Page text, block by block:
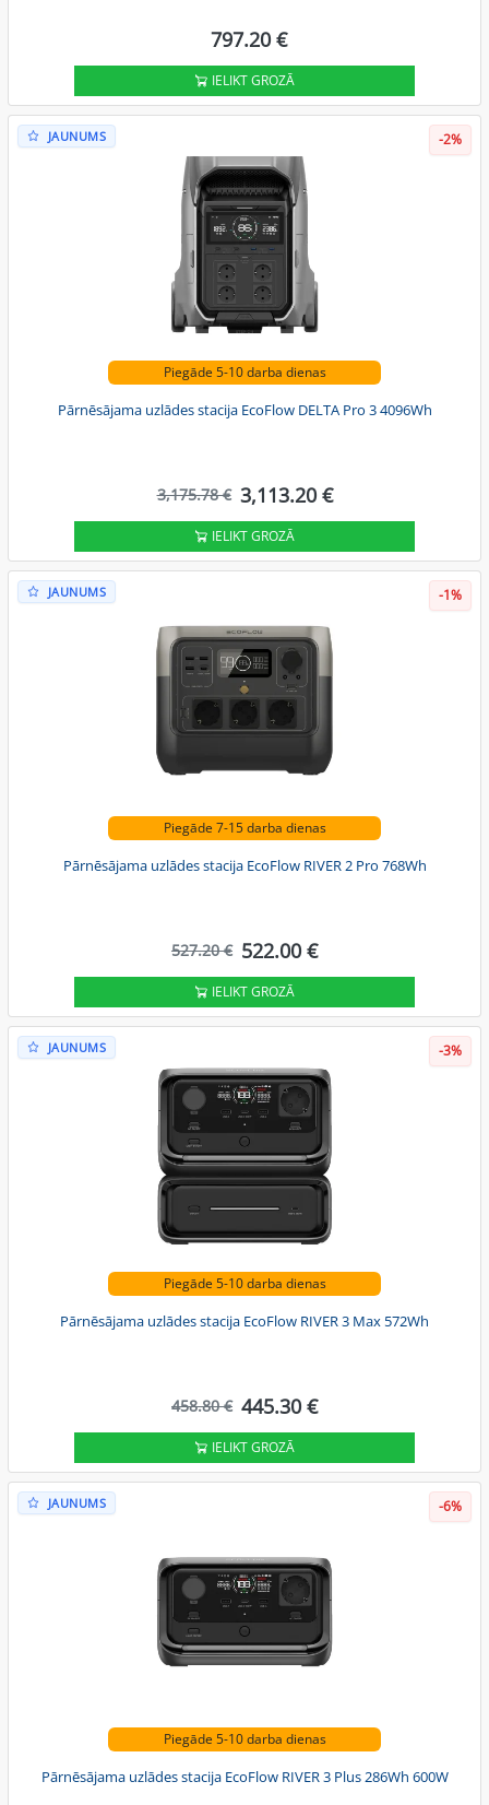
797.20 €
IELIKT GROZĀ
JAUNUMS -2%
Piegāde 5-10 darba dienas
Pārnēsājama uzlādes stacija EcoFlow DELTA Pro 3 4096Wh
3,175.78 € 3,113.20 €
IELIKT GROZĀ
JAUNUMS -1%
Piegāde 7-15 darba dienas
Pārnēsājama uzlādes stacija EcoFlow RIVER 2 Pro 768Wh
527.20 € 522.00 €
IELIKT GROZĀ
JAUNUMS -3%
Piegāde 5-10 darba dienas
Pārnēsājama uzlādes stacija EcoFlow RIVER 3 Max 572Wh
458.80 € 445.30 €
IELIKT GROZĀ
JAUNUMS -6%
Piegāde 5-10 darba dienas
Pārnēsājama uzlādes stacija EcoFlow RIVER 3 Plus 286Wh 600W